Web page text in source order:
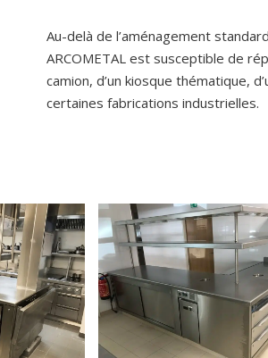
Au-delà de l’aménagement
ARCOMETAL est susceptible de
camion, d’un kiosque thématique,
certaines fabrications industrielles.